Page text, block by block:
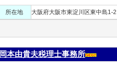
所在地 大阪府大阪市東淀川区東中島1-
岡本由貴夫税理士事務所